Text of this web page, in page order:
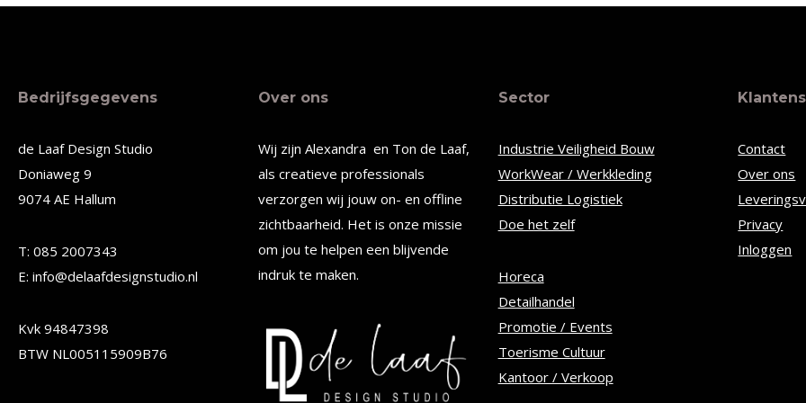
variaties.
optie
worden
op
productpagina
optie
gekozen
worden
op
productpagina
optie
kan
Bedrijfsgegevens
de Laaf Design Studio
Doniaweg 9
9074 AE Hallum
T: 085 2007343
E: info@delaafdesignstudio.nl
Kvk 94847398
BTW NL005115909B76
Over ons
Wij zijn Alexandra en Ton de Laaf,
als creatieve professionals
verzorgen wij jouw on- en offline
zichtbaarheid. Het is onze missie
om jou te helpen een blijvende
indruk te maken.
Sector
Industrie Veiligheid Bouw
WorkWear / Werkkleding
Distributie Logistiek
Doe het zelf
Horeca
Detailhandel
Promotie / Events
Toerisme Cultuur
Kantoor / Verkoop
Contact
Over ons
Privacy
Inloggen